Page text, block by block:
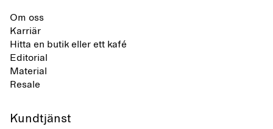
Om oss
Karriär
Hitta en butik eller ett kafé
Editorial
Material
Resale
Kundtjänst